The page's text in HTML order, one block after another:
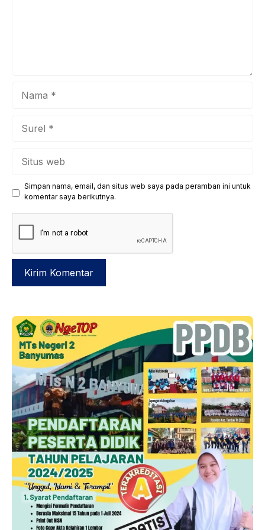
web
Simpan nama, email, dan situs web saya pada peramban ini untuk
komentar saya berikutnya.